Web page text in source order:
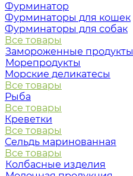
Фурминатор
Фурминаторы для кошек
Фурминаторы для собак
Все товары
Замороженные продукты
Морепродукты
Морские деликатесы
Все товары
Рыба
Все товары
Креветки
Все товары
Сельдь маринованная
Все товары
Колбасные изделия